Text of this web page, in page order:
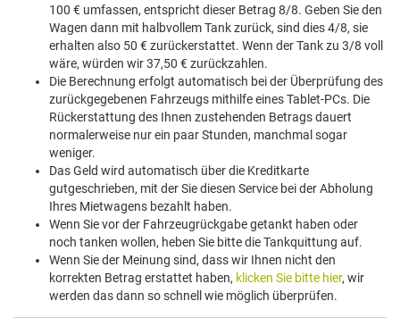
100 € umfassen, entspricht dieser Betrag 8/8. Geben Sie den
Wagen dann mit halbvollem Tank zurück, sind dies 4/8, sie
erhalten also 50 € zurückerstattet. Wenn der Tank zu 3/8 voll
wäre, würden wir 37,50 € zurückzahlen.
Die Berechnung erfolgt automatisch bei der Überprüfung des
zurückgegebenen Fahrzeugs mithilfe eines Tablet-PCs. Die
Rückerstattung des Ihnen zustehenden Betrags dauert
normalerweise nur ein paar Stunden, manchmal sogar
weniger.
Das Geld wird automatisch über die Kreditkarte
gutgeschrieben, mit der Sie diesen Service bei der Abholung
Ihres Mietwagens bezahlt haben.
Wenn Sie vor der Fahrzeugrückgabe getankt haben oder
noch tanken wollen, heben Sie bitte die Tankquittung auf.
Wenn Sie der Meinung sind, dass wir Ihnen nicht den
korrekten Betrag erstattet haben, klicken Sie bitte hier, wir
werden das dann so schnell wie möglich überprüfen.